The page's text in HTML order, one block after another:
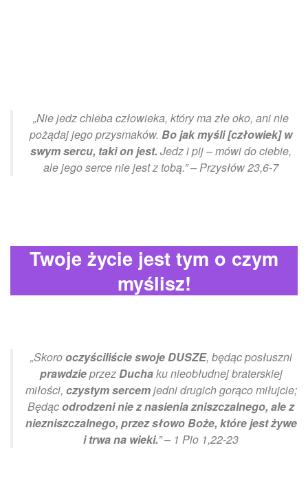
„Nie jedz chleba człowieka, który ma złe oko, ani nie
pożądaj jego przysmaków. Bo jak myśli [człowiek] w
swym sercu, taki on jest. Jedz i pij – mówi do ciebie,
ale jego serce nie jest z tobą.” – Przysłów 23,6-7
Twoje życie jest tym o czym
myślisz!
„Skorooczyściliście swoje DUSZE, będąc posłuszni
prawdzieprzezDuchaku nieobłudnej braterskiej
miłości, czystym sercemjedni drugich gorąco miłujcie;
Będącodrodzeni nie z nasienia zniszczalnego, ale z
niezniszczalnego, przez słowo Boże, które jest żywe
i trwa na wieki.” – 1 Pio 1,22-23